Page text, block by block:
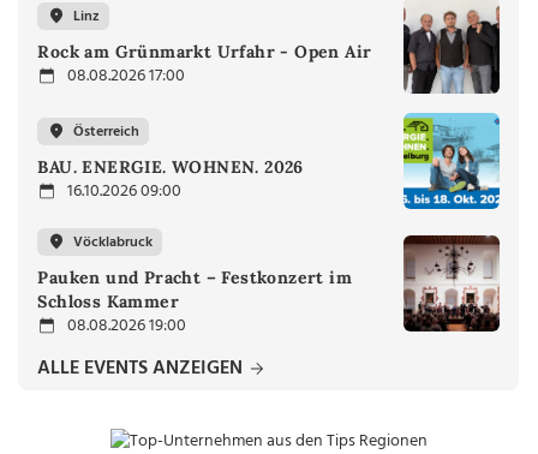
Linz
Rock am Grünmarkt Urfahr - Open Air
08.08.2026 17:00
Österreich
BAU. ENERGIE. WOHNEN. 2026
16.10.2026 09:00
Vöcklabruck
Pauken und Pracht – Festkonzert im
Schloss Kammer
08.08.2026 19:00
ALLE EVENTS ANZEIGEN